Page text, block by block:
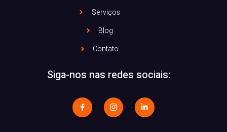
Serviços
Blog
Contato
Siga-nos nas redes sociais: